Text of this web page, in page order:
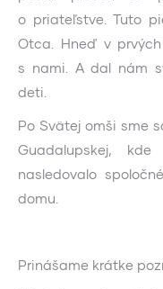
o priateľstve. Tuto
Otca. Hneď v
s nami. A dal nám
deti.
Po Svätej omši sme
Guadalupskej,
nasledovalo
domu.
Prinášame krátke